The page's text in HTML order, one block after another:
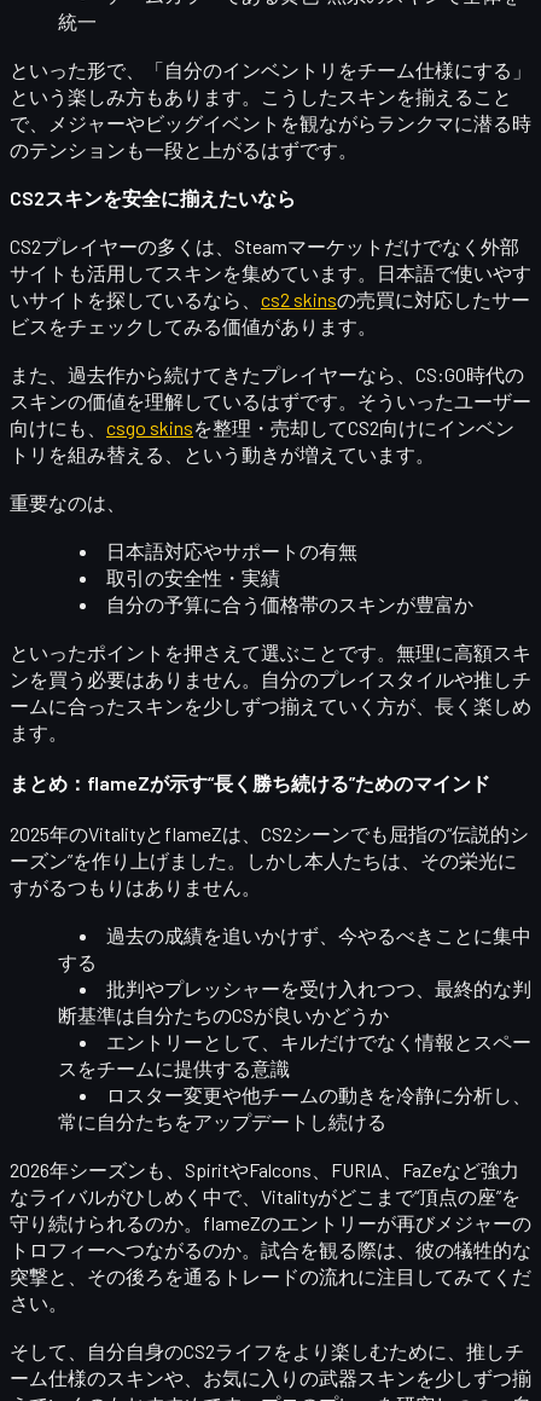
統一
といった形で、「自分のインベントリをチーム仕様にする」
という楽しみ方もあります。こうしたスキンを揃えること
で、メジャーやビッグイベントを観ながらランクマに潜る時
のテンションも一段と上がるはずです。
CS2スキンを安全に揃えたいなら
CS2プレイヤーの多くは、Steamマーケットだけでなく外部
サイトも活用してスキンを集めています。日本語で使いやす
いサイトを探しているなら、 cs2 skinsの売買に対応したサー
ビスをチェックしてみる価値があります。
また、過去作から続けてきたプレイヤーなら、CS:GO時代の
スキンの価値を理解しているはずです。そういったユーザー
向けにも、 csgo skinsを整理・売却してCS2向けにインベン
トリを組み替える、という動きが増えています。
重要なのは、
日本語対応やサポートの有無
取引の安全性・実績
自分の予算に合う価格帯のスキンが豊富か
といったポイントを押さえて選ぶことです。無理に高額スキ
ンを買う必要はありません。自分のプレイスタイルや推しチ
ームに合ったスキンを少しずつ揃えていく方が、長く楽しめ
ます。
まとめ：flameZが示す“長く勝ち続ける”ためのマインド
2025年のVitalityとflameZは、CS2シーンでも屈指の“伝説的シ
ーズン”を作り上げました。しかし本人たちは、その栄光に
すがるつもりはありません。
過去の成績を追いかけず、 今やるべきこと に集中
する
批判やプレッシャーを受け入れつつ、最終的な判
断基準は自分たちのCSが良いかどうか
エントリーとして、キルだけでなく情報とスペー
ス をチームに提供する意識
ロスター変更や他チームの動きを冷静に分析し、
常に自分たちをアップデートし続ける
2026年シーズンも、SpiritやFalcons、FURIA、FaZeなど強力
なライバルがひしめく中で、Vitalityがどこまで“頂点の座”を
守り続けられるのか。flameZのエントリーが再びメジャーの
トロフィーへつながるのか。試合を観る際は、彼の犠牲的な
突撃と、その後ろを通るトレードの流れに注目してみてくだ
さい。
そして、自分自身のCS2ライフをより楽しむために、推しチ
ーム仕様のスキンや、お気に入りの武器スキンを少しずつ揃